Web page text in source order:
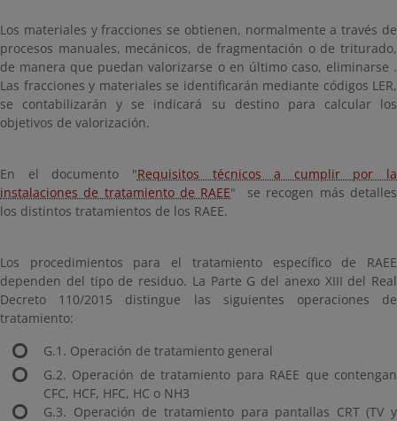
Los materiales y fracciones se obtienen, normalmente a través de
procesos manuales, mecánicos, de fragmentación o de triturado,
de manera que puedan valorizarse o en último caso, eliminarse .
Las fracciones y materiales se identificarán mediante códigos LER,
se contabilizarán y se indicará su destino para calcular los
objetivos de valorización.
En el documento "Requisitos técnicos a cumplir por la
instalaciones de tratamiento de RAEE" se recogen más detalles
los distintos tratamientos de los RAEE.
Los procedimientos para el tratamiento específico de RAEE
dependen del tipo de residuo. La Parte G del anexo XIII del Real
Decreto 110/2015 distingue las siguientes operaciones de
tratamiento:
G.1. Operación de tratamiento general
G.2. Operación de tratamiento para RAEE que contengan
CFC, HCF, HFC, HC o NH3
G.3. Operación de tratamiento para pantallas CRT (TV y